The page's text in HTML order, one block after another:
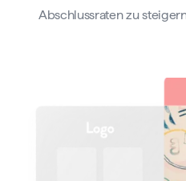
Abschlussraten zu